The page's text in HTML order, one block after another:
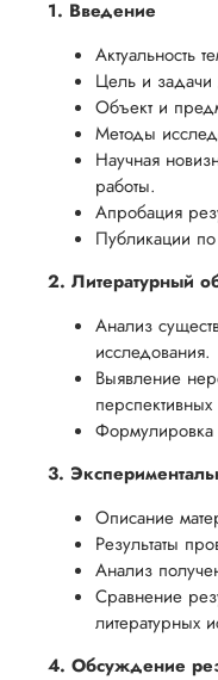
1. Введение
Актуальность
Цель и задачи
Объект и
Методы
Научная
работы.
Апробация
Публикации
2. Литературный
Анализ
исследования.
Выявление
Формулировка
3.
Описание
Результаты
Анализ
Сравнение
литературных
4. Обсуждение